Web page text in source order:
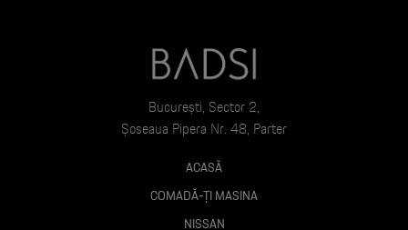
București, Sector 2,
Șoseaua Pipera Nr. 48, Parter
ACASĂ
COMADĂ-ȚI MASINA
NISSAN